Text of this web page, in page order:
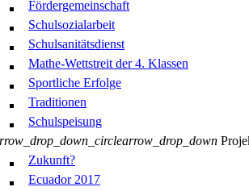
Fördergemeinschaft
Schulsozialarbeit
Schulsanitätsdienst
Mathe-Wettstreit der 4. Klassen
Sportliche Erfolge
Traditionen
Schulspeisung
arrow_drop_down
Zukunft?
Ecuador 2017